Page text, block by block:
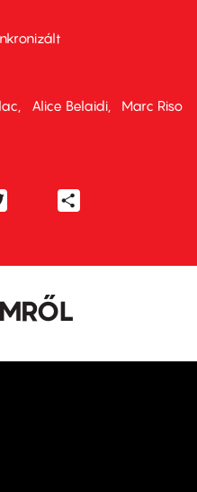
Alice Belaidi
Marc Riso